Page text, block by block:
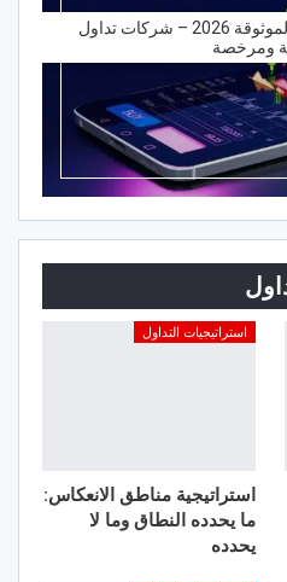
أفضل شركات الفوركس الموثوقة 2026 – شركات تداول
ومرخصة
استراتيجيات التداول
استراتيجية مناطق الانعكاس:
ما يحدده النطاق وما لا
يحدده